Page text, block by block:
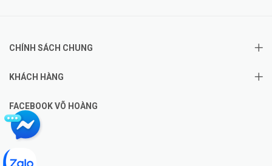
CHÍNH SÁCH CHUNG
KHÁCH HÀNG
FACEBOOK VÕ HOÀNG